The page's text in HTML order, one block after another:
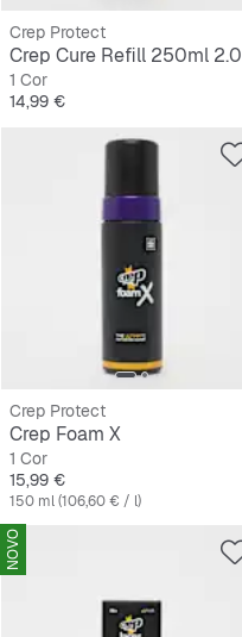
Crep Protect
Crep Cure Refill 250ml 2.0
1 Cor
Preço
14,99 €
Crep Protect
Crep Foam X
1 Cor
Preço
15,99 €
150 ml (106,60 € / l)
NOVO